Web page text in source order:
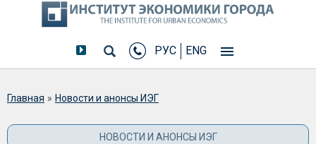
РУС ENG
Вы здесь
Главная » Новости и анонсы ИЭГ
НОВОСТИ И АНОНСЫ ИЭГ